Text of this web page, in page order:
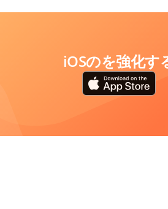
iOSのを強化す